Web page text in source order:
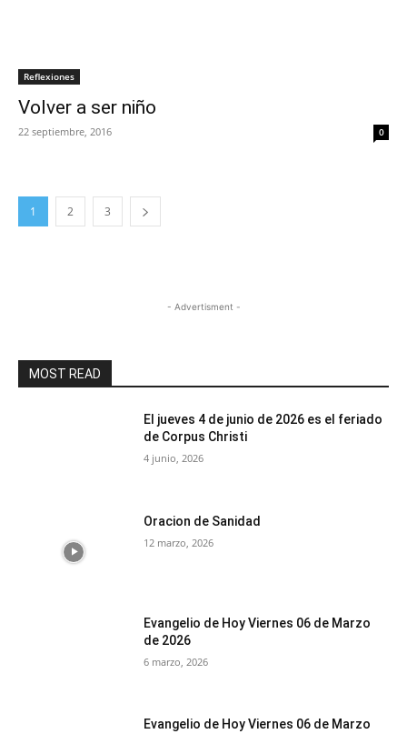
Reflexiones
Volver a ser niño
22 septiembre, 2016 0
1 2 3
- Advertisment -
MOST READ
El jueves 4 de junio de 2026 es el feriado
de Corpus Christi
4 junio, 2026
Oracion de Sanidad
12 marzo, 2026
Evangelio de Hoy Viernes 06 de Marzo
de 2026
6 marzo, 2026
Evangelio de Hoy Viernes 06 de Marzo